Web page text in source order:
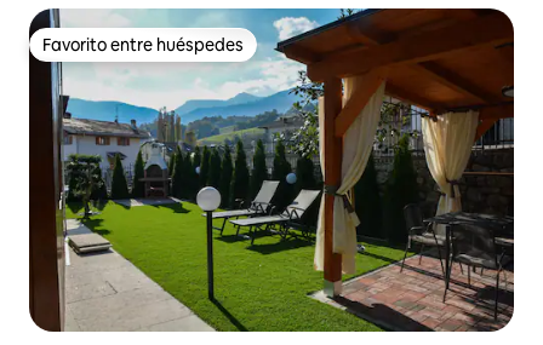
Favorito entre huéspedes
Favorito entre huéspedes